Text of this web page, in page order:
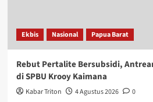
Ekbis Nasional Papua Barat
Rebut Pertalite Bersubsidi,
di SPBU Krooy Kaimana
Kabar Triton 4 Agustus 2026 0